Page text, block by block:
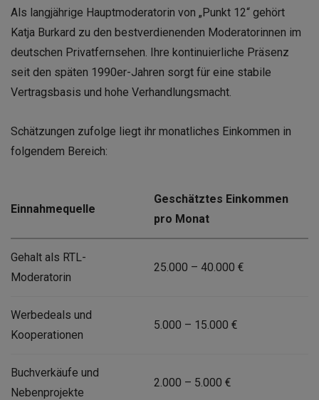
Als langjährige Hauptmoderatorin von „Punkt 12“ gehört
Katja Burkard zu den bestverdienenden Moderatorinnen im
deutschen Privatfernsehen. Ihre kontinuierliche Präsenz
seit den späten 1990er-Jahren sorgt für eine stabile
Vertragsbasis und hohe Verhandlungsmacht.
Schätzungen zufolge liegt ihr monatliches Einkommen in
folgendem Bereich:
Einnahmequelle
Geschätztes Einkommen
pro Monat
Gehalt als RTL-
Moderatorin
25.000 – 40.000 €
Werbedeals und
Kooperationen
5.000 – 15.000 €
Buchverkäufe und
Nebenprojekte
2.000 – 5.000 €